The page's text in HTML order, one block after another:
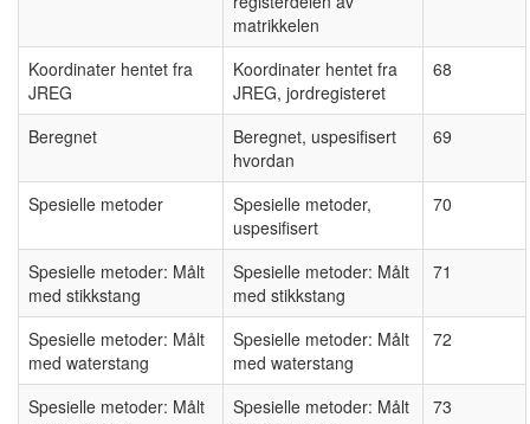
matrikkelen
Koordinater hentet fra
JREG
Koordinater hentet fra
JREG, jordregisteret
68
Beregnet
Beregnet, uspesifisert
hvordan
69
Spesielle metoder
Spesielle metoder,
uspesifisert
70
Spesielle metoder: Målt
med stikkstang
Spesielle metoder: Målt
med stikkstang
71
Spesielle metoder: Målt
med waterstang
Spesielle metoder: Målt
med waterstang
72
Spesielle metoder: Målt
Spesielle metoder: Målt
73